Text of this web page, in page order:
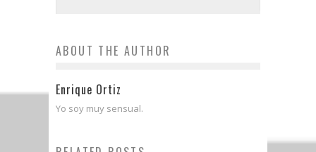
ABOUT THE AUTHOR
Enrique Ortiz
Yo soy muy sensual.